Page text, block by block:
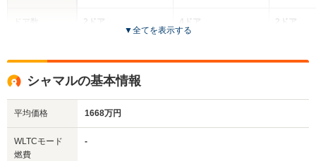
サイズ
(全長x全幅x全高)
2ドア
全高
4ドア
全高
2ドア
全
▼全てを表示する
シャマルの基本情報
平均価格 1668万円
WLTCモード
燃費
-